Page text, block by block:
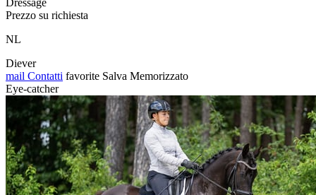
Prezzo su richiesta
NL
Diever
mail Contatti favorite Salva Memorizzato
Eye-catcher